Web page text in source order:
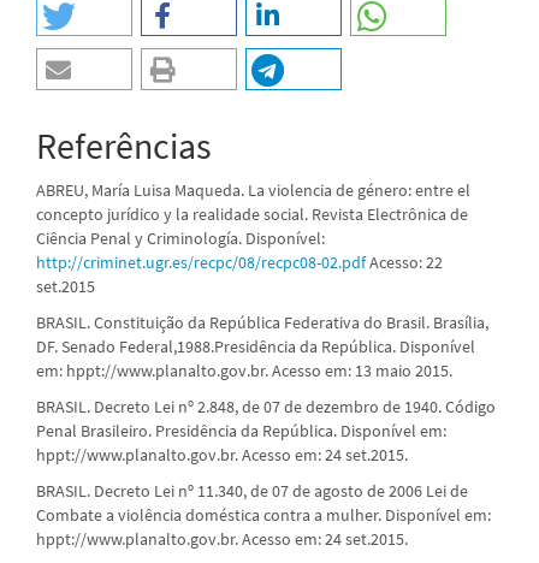
Referências
ABREU, María Luisa Maqueda. La violencia de género: entre el
concepto jurídico y la realidade social. Revista Electrônica de
Ciência Penal y Criminología. Disponível:
http://criminet.ugr.es/recpc/08/recpc08-02.pdfAcesso: 22
set.2015
BRASIL. Constituição da República Federativa do Brasil. Brasília,
DF. Senado Federal,1988.Presidência da República. Disponível
em: hppt://www.planalto.gov.br. Acesso em: 13 maio 2015.
BRASIL. Decreto Lei nº 2.848, de 07 de dezembro de 1940. Código
Penal Brasileiro. Presidência da República. Disponível em:
hppt://www.planalto.gov.br. Acesso em: 24 set.2015.
BRASIL. Decreto Lei nº 11.340, de 07 de agosto de 2006 Lei de
Combate a violência doméstica contra a mulher. Disponível em:
hppt://www.planalto.gov.br. Acesso em: 24 set.2015.